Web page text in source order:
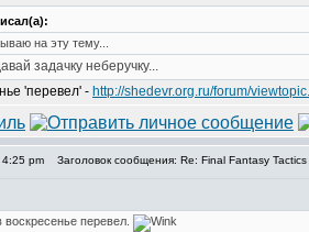
на эту тему...
задачку неберучку...
'перевел' - http://shedevr.org.ru/forum/
pm Заголовок сообщения: Re: Final Fantasy Tactics
перевел.